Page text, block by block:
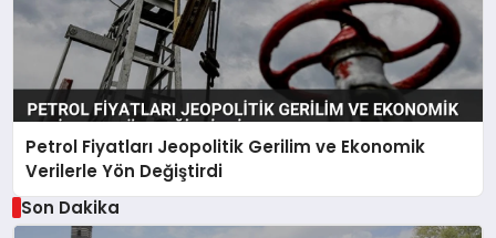
Petrol Fiyatları Jeopolitik Gerilim ve Ekonomik
Verilerle Yön Değiştirdi
Son Dakika